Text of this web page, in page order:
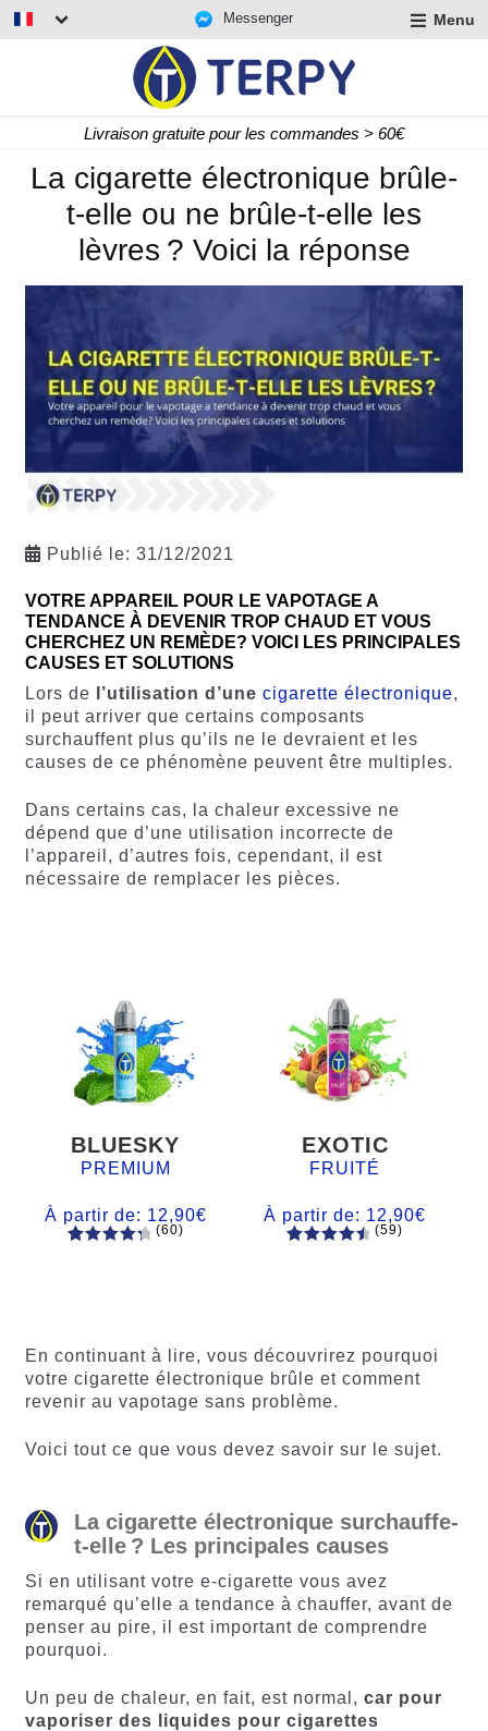
Messenger Menu
Livraison gratuite pour les commandes > 60€
La cigarette électronique brûle-
t-elle ou ne brûle-t-elle les
lèvres ? Voici la réponse
Publié le: 31/12/2021
VOTRE APPAREIL POUR LE VAPOTAGE A
TENDANCE À DEVENIR TROP CHAUD ET VOUS
CHERCHEZ UN REMÈDE? VOICI LES PRINCIPALES
CAUSES ET SOLUTIONS
Lors de
l’utilisation d’une cigarette électronique,
il peut arriver que certains composants
surchauffent plus qu’ils ne le devraient et les
causes de ce phénomène peuvent être multiples.
Dans certains cas, la chaleur excessive ne
dépend que d’une utilisation incorrecte de
l’appareil, d’autres fois, cependant, il est
nécessaire de remplacer les pièces.
BLUESKY
PREMIUM
À partir de: 12,90€
notations
client
(60)
EXOTIC
FRUITÉ
À partir de: 12,90€
client
(59)
En continuant à lire, vous découvrirez pourquoi
votre cigarette électronique brûle et comment
revenir au vapotage sans problème.
Voici tout ce que vous devez savoir sur le sujet.
La cigarette électronique surchauffe-
t-elle ? Les principales causes
Si en utilisant votre e-cigarette vous avez
remarqué qu’elle a tendance à chauffer, avant de
penser au pire, il est important de comprendre
pourquoi.
Un peu de chaleur, en fait, est normal, car pour
vaporiser des liquides pour cigarettes